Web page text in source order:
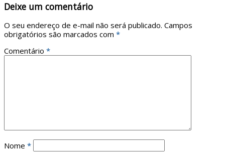
Deixe um comentário
O seu endereço de e-mail não será publicado. Campos
obrigatórios são marcados com *
Comentário *
Nome *